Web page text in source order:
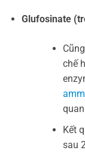
Glufosinate
chế
Kết
sau